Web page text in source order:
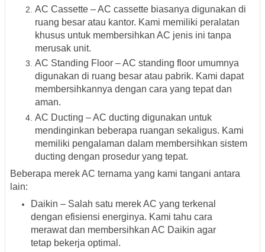
AC Cassette – AC cassette biasanya digunakan di
ruang besar atau kantor. Kami memiliki peralatan
khusus untuk membersihkan AC jenis ini tanpa
merusak unit.
AC Standing Floor – AC standing floor umumnya
digunakan di ruang besar atau pabrik. Kami dapat
membersihkannya dengan cara yang tepat dan
aman.
AC Ducting – AC ducting digunakan untuk
mendinginkan beberapa ruangan sekaligus. Kami
memiliki pengalaman dalam membersihkan sistem
ducting dengan prosedur yang tepat.
Beberapa merek AC ternama yang kami tangani antara
lain:
Daikin – Salah satu merek AC yang terkenal
dengan efisiensi energinya. Kami tahu cara
merawat dan membersihkan AC Daikin agar
tetap bekerja optimal.